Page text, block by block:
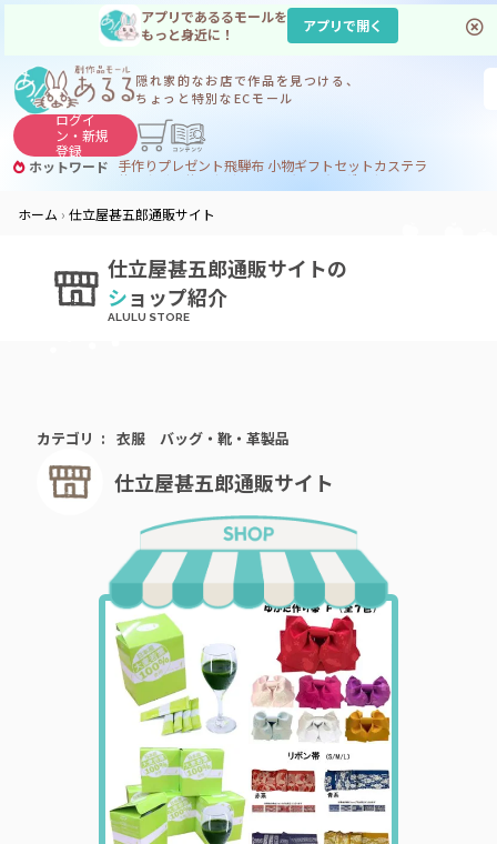
アプリであるるモールを
もっと身近に！
アプリで開く
隠れ家的なお店で作品を見つける、
ちょっと特別なECモール
ログイ
ン・新規
登録
ホットワード 手作りプレゼント飛騨布 小物ギフトセットカステラ
サヌカイト コーヒー
ジンギスカン
ホーム
仕立屋甚五郎通販サイト
仕立屋甚五郎通販サイトの
ショップ紹介
カテゴリ 衣服 バッグ・靴・革製品
仕立屋甚五郎通販サイト